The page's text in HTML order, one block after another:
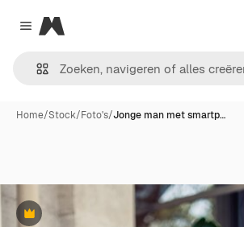
Close menu
Magnific
Home/Stock/Foto's/Jonge man met smartp…
Premium